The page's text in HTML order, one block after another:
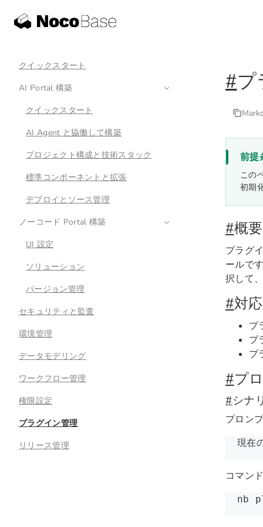
クイックスタート
AI Portal 構築
クイックスタート
AI Agent と協働して構築
プロジェクト構成と技術スタック
標準コンポーネントと拡張
デプロイとソース管理
ノーコード Portal 構築
UI 設定
ソリューション
バージョン管理
セキュリティと監査
環境管理
データモデリング
ワークフロー管理
権限設定
プラグイン管理
リリース管理
#プ
前提
この
初期
#概要
プラグ
ールで
択して
#対
プ
プ
プ
#プ
#シナ
プロン
現在
コマン
nb